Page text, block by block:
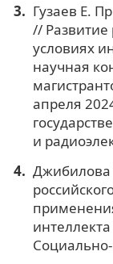
Гузаев Е.
// Развитие
условиях
научная
апреля
и
Джибилова